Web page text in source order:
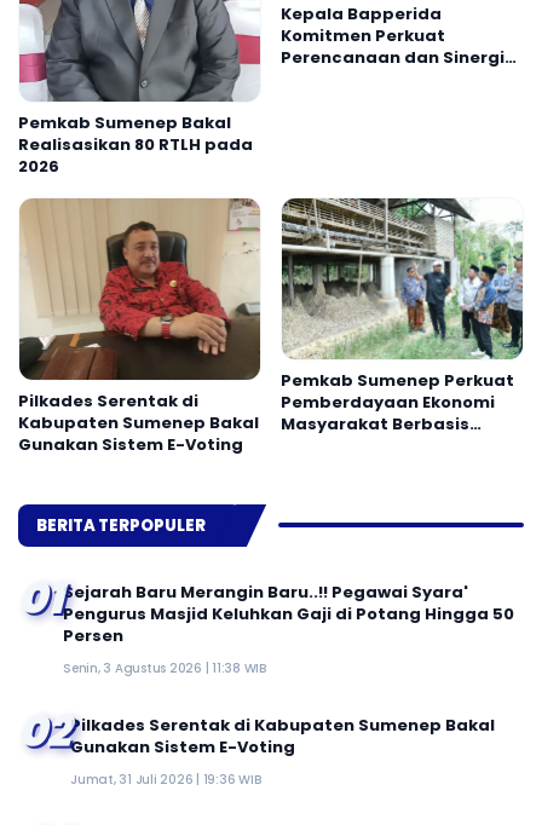
Pemkab Sumenep Bakal
Realisasikan 80 RTLH pada
2026
Kepala Bapperida
Komitmen Perkuat
Perencanaan dan Sinergi
Pilkades Serentak di
Kabupaten Sumenep Bakal
Gunakan Sistem E-Voting
Pemkab Sumenep Perkuat
Pemberdayaan Ekonomi
Masyarakat Berbasis
BERITA TERPOPULER
01Sejarah Baru Merangin Baru..!! Pegawai Syara'
Pengurus Masjid Keluhkan Gaji di Potang Hingga 50
Persen
Senin, 3 Agustus 2026 | 11:38 WIB
02Pilkades Serentak di Kabupaten Sumenep Bakal
Gunakan Sistem E-Voting
Jumat, 31 Juli 2026 | 19:36 WIB